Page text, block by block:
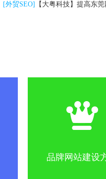
助？
[外贸SEO] 【大粤科技】提高东
品牌网站建设